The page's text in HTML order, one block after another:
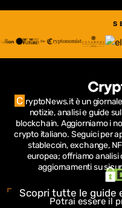
C ryptoNews.it è un
notizie, analisi e guide
blockchain. Aggiorniamo i
crypto italiano. Seguici per
stablecoin, exchange,
europea; offriamo analisi
aggiornamenti su
Scopri tutte le guide
Potrai essere il